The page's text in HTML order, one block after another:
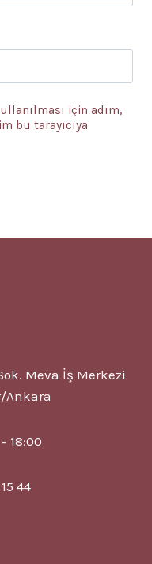
için adım,
bu tarayıcıya
Meva İş Merkezi
Ankara
18:00
44